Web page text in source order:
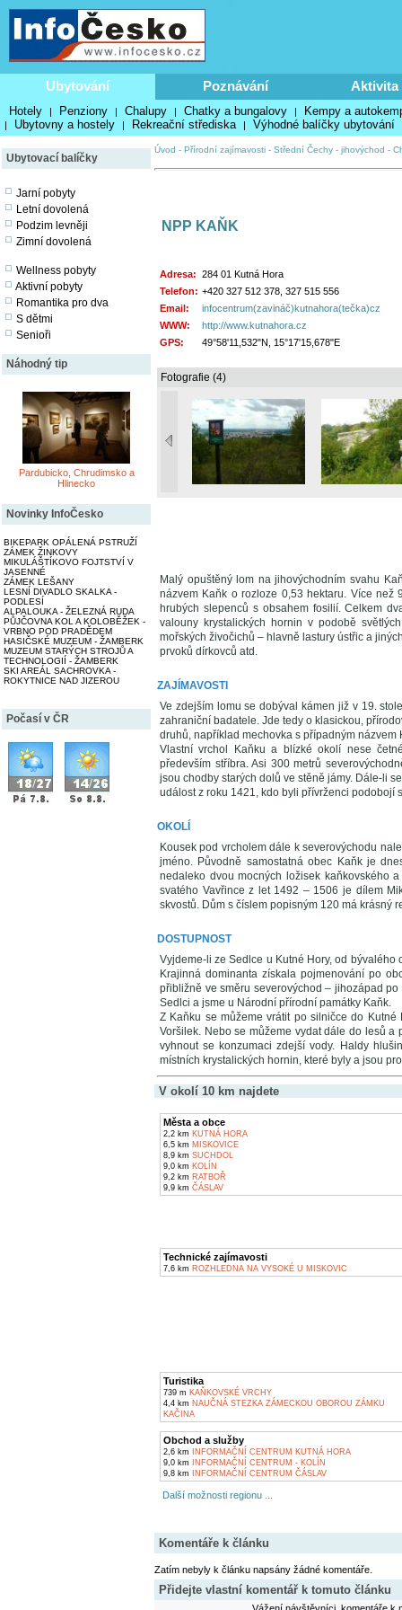
Ubytování Poznávání Aktivita
Hotely | Penziony | Chalupy | Chatky a bungalovy | Kempy a
| Ubytovny a hostely | Rekreační střediska | Výhodné balíčky ubytování
Ubytovací balíčky
Jarní pobyty
Letní dovolená
Podzim levněji
Zimní dovolená
Wellness pobyty
Aktivní pobyty
Romantika pro dva
S dětmi
Senioři
Náhodný tip
Pardubicko, Chrudimsko a
Hlinecko
Novinky InfoČesko
BIKEPARK OPÁLENÁ PSTRUŽÍ
ZÁMEK ŽINKOVY
MIKULÁŠTÍKOVO FOJTSTVÍ V
JASENNÉ
ZÁMEK LEŠANY
LESNÍ DIVADLO SKALKA -
PODLESÍ
ALPALOUKA - ŽELEZNÁ RUDA
PŮJČOVNA KOL A KOLOBĚŽEK -
VRBNO POD PRADĚDEM
HASIČSKÉ MUZEUM - ŽAMBERK
MUZEUM STARÝCH STROJŮ A
TECHNOLOGIÍ - ŽAMBERK
SKI AREÁL SACHROVKA -
ROKYTNICE NAD JIZEROU
Počasí v ČR
Úvod - Přírodní zajímavosti - Střední Čechy - jihovýchod -
NPP KAŇK
Adresa: 284 01 Kutná Hora
Telefon: +420 327 512 378, 327 515 556
Email:
infocentrum(zavináč)kutnahora(tečka)cz
WWW:
http://www.kutnahora.cz
GPS:
49°58'11,532"N, 15°17'15,678"E
Fotografie (4)
Malý opuštěný lom na jihovýchodním svahu
názvem Kaňk o rozloze 0,53 hektaru. Více
hrubých slepenců s obsahem fosilií. Celkem
valouny krystalických hornin v podobě
mořských živočichů – hlavně lastury ústřic a
prvoků dírkovců atd.
ZAJÍMAVOSTI
Ve zdejším lomu se dobýval kámen již v 19.
zahraniční badatele. Jde tedy o klasickou,
druhů, například mechovka s případným názvem
Vlastní vrchol Kaňku a blízké okolí nese
především stříbra. Asi 300 metrů
jsou chodby starých dolů ve stěně jámy. Dále-li
událost z roku 1421, kdo byli přívrženci podobojí
OKOLÍ
Kousek pod vrcholem dále k severovýchodu
jméno. Původně samostatná obec Kaňk je
nedaleko dvou mocných ložisek kaňkovského
svatého Vavřince z let 1492 – 1506 je dílem
skvostů. Dům s číslem popisným 120 má krásný
DOSTUPNOST
Vyjdeme-li ze Sedlce u Kutné Hory, od
Krajinná dominanta získala pojmenování po
přibližně ve směru severovýchod – jihozápad
Sedlci a jsme u Národní přírodní památky Kaňk.
Z Kaňku se můžeme vrátit po silničce do
Voršilek. Nebo se můžeme vydat dále do lesů
vyhnout se konzumaci zdejší vody. Haldy
místních krystalických hornin, které byly a jsou
V okolí 10 km najdete
Města a obce
2,2 km KUTNÁ HORA
6,5 km MISKOVICE
8,9 km SUCHDOL
9,0 km KOLÍN
9,2 km RATBOŘ
9,9 km ČÁSLAV
Technické zajímavosti
7,6 km ROZHLEDNA NA VYSOKÉ U MISKOVIC
Turistika
739 m KAŇKOVSKÉ VRCHY
4,4 km NAUČNÁ STEZKA ZÁMECKOU OBOROU ZÁMKU
KAČINA
Obchod a služby
2,6 km INFORMAČNÍ CENTRUM KUTNÁ HORA
9,0 km INFORMAČNÍ CENTRUM - KOLÍN
9,8 km INFORMAČNÍ CENTRUM ČÁSLAV
Další možnosti regionu ...
Komentáře k článku
Zatím nebyly k článku napsány žádné komentáře.
Přidejte vlastní komentář k tomuto článku